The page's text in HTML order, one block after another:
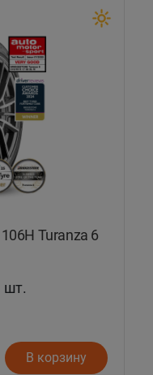
Turanza 6
шт.
В корзину